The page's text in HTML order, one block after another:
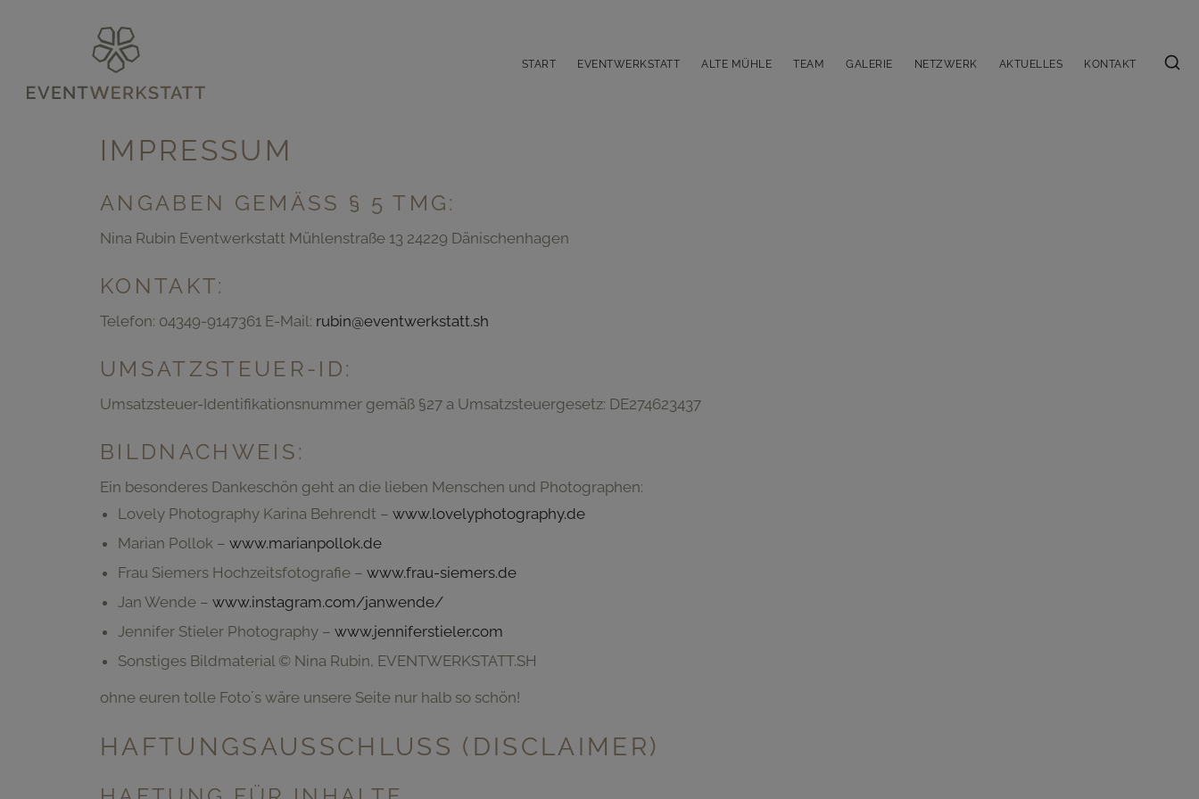
START EVENTWERKSTATT ALTE MÜHLE TEAM GALERIE NETZWERK AKTUELLES KONTAKT
IMPRESSUM
ANGABEN GEMÄSS § 5 TMG:
Nina Rubin Eventwerkstatt Mühlenstraße 13 24229 Dänischenhagen
KONTAKT:
Telefon: 04349-9147361 E-Mail: rubin@eventwerkstatt.sh
UMSATZSTEUER-ID:
Umsatzsteuer-Identifikationsnummer gemäß §27 a Umsatzsteuergesetz: DE274623437
BILDNACHWEIS:
Ein besonderes Dankeschön geht an die lieben Menschen und Photographen:
Lovely Photography Karina Behrendt – www.lovelyphotography.de
Marian Pollok – www.marianpollok.de
Frau Siemers Hochzeitsfotografie – www.frau-siemers.de
Jan Wende – www.instagram.com/janwende/
Jennifer Stieler Photography – www.jenniferstieler.com
Sonstiges Bildmaterial © Nina Rubin, EVENTWERKSTATT.SH
ohne euren tolle Foto´s wäre unsere Seite nur halb so schön!
HAFTUNGSAUSSCHLUSS (DISCLAIMER)